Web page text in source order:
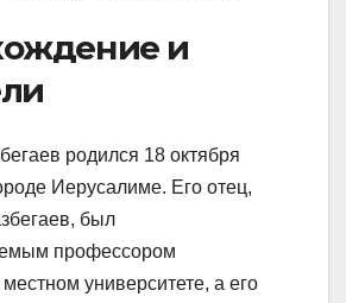
и
родился 18 октября
Иерусалиме. Его отец,
был
профессором
университете, а его